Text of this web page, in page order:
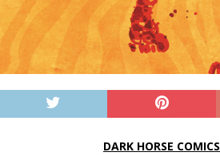
DARK HORSE COMICS